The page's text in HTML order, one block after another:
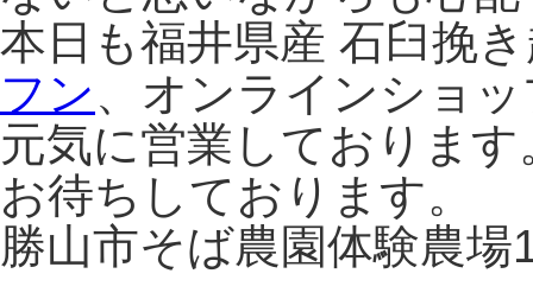
週
間
は
本日も福井県産 石臼挽
フン、オンラインショ
元気に営業しておりま
お待ちしております。
勝山市そば農園体験農